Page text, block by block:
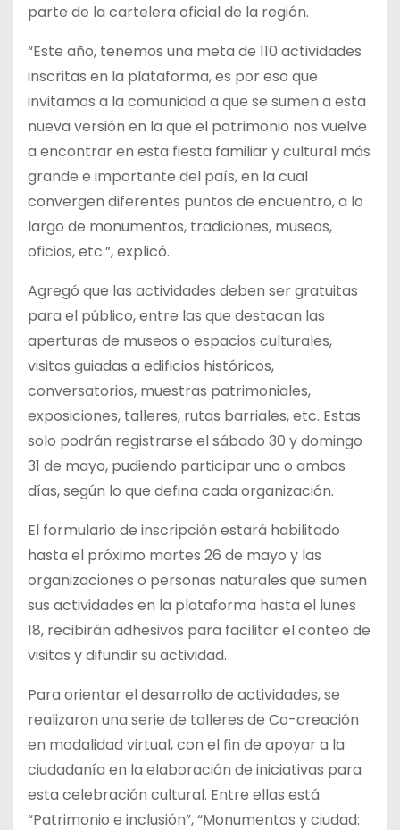
parte de la cartelera oficial de la región.
“Este año, tenemos una meta de 110 actividades
inscritas en la plataforma, es por eso que
invitamos a la comunidad a que se sumen a esta
nueva versión en la que el patrimonio nos vuelve
a encontrar en esta fiesta familiar y cultural más
grande e importante del país, en la cual
convergen diferentes puntos de encuentro, a lo
largo de monumentos, tradiciones, museos,
oficios, etc.”, explicó.
Agregó que las actividades deben ser gratuitas
para el público, entre las que destacan las
aperturas de museos o espacios culturales,
visitas guiadas a edificios históricos,
conversatorios, muestras patrimoniales,
exposiciones, talleres, rutas barriales, etc. Estas
solo podrán registrarse el sábado 30 y domingo
31 de mayo, pudiendo participar uno o ambos
días, según lo que defina cada organización.
El formulario de inscripción estará habilitado
hasta el próximo martes 26 de mayo y las
organizaciones o personas naturales que sumen
sus actividades en la plataforma hasta el lunes
18, recibirán adhesivos para facilitar el conteo de
visitas y difundir su actividad.
Para orientar el desarrollo de actividades, se
realizaron una serie de talleres de Co-creación
en modalidad virtual, con el fin de apoyar a la
ciudadanía en la elaboración de iniciativas para
esta celebración cultural. Entre ellas está
“Patrimonio e inclusión”, “Monumentos y ciudad: